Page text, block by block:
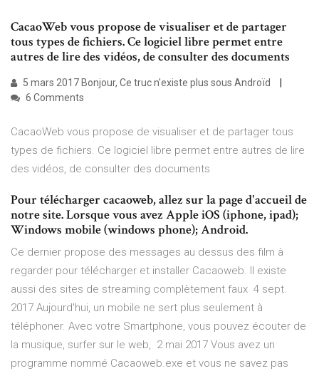
CacaoWeb vous propose de visualiser et de partager
tous types de fichiers. Ce logiciel libre permet entre
autres de lire des vidéos, de consulter des documents
5 mars 2017 Bonjour, Ce truc n'existe plus sous Androïd
6 Comments
CacaoWeb vous propose de visualiser et de partager tous
types de fichiers. Ce logiciel libre permet entre autres de lire
des vidéos, de consulter des documents
Pour télécharger cacaoweb, allez sur la page d'accueil de
notre site. Lorsque vous avez Apple iOS (iphone, ipad);
Windows mobile (windows phone); Android.
Ce dernier propose des messages au dessus des film à
regarder pour télécharger et installer Cacaoweb. Il existe
aussi des sites de streaming complètement faux 4 sept.
2017 Aujourd'hui, un mobile ne sert plus seulement à
téléphoner. Avec votre Smartphone, vous pouvez écouter de
la musique, surfer sur le web, 2 mai 2017 Vous avez un
programme nommé Cacaoweb.exe et vous ne savez pas